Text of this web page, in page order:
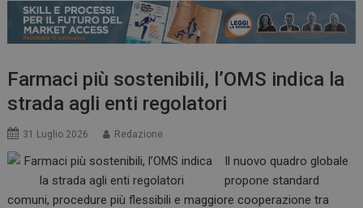
Farmaci più sostenibili, l’OMS indica la
strada agli enti regolatori
31 Luglio 2026 Redazione
Il nuovo quadro globale
propone standard
comuni, procedure più flessibili e maggiore cooperazione tra
ARRAffinitySameSite
Microsoft Corporation
.www.dailyhealthindustry.it
Sessione